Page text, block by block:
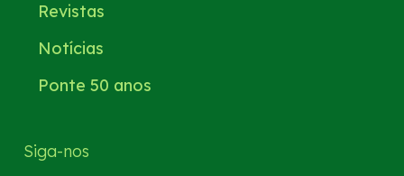
Revistas
Notícias
Ponte 50 anos
Siga-nos